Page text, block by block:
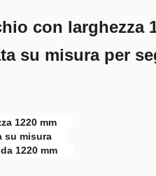
con larghezza
su misura per
1220 mm
su misura
1220 mm